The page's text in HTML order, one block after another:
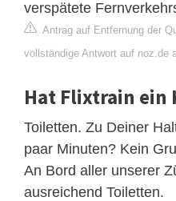
verspätete
Antrag auf Entfernung der
vollständige Antwort auf noz.de
Hat Flixtrain ein
Toiletten. Zu Deiner
paar Minuten? Kein
An Bord aller unserer
ausreichend Toiletten.